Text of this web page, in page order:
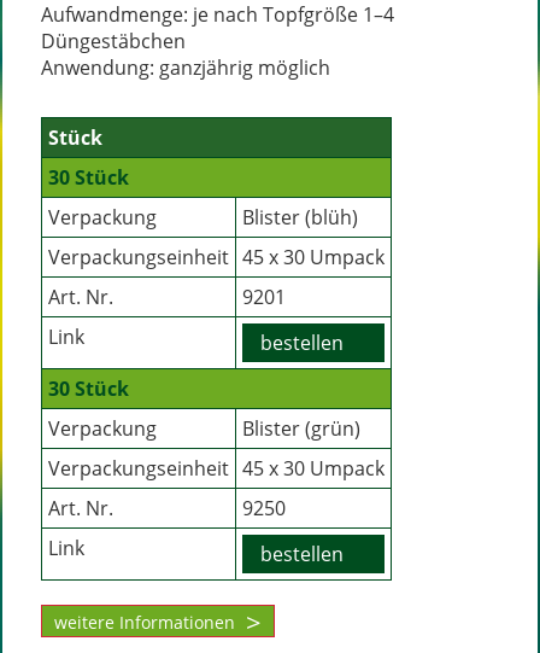
Aufwandmenge: je nach Topfgröße 1–4
Düngestäbchen
Anwendung: ganzjährig möglich
Stück
30 Stück
Verpackung
Blister (blüh)
Verpackungseinheit 45 x 30 Umpack
Art. Nr.
9201
Link
bestellen
30 Stück
Verpackung
Blister (grün)
Verpackungseinheit 45 x 30 Umpack
Art. Nr.
9250
Link
bestellen
weitere Informationen